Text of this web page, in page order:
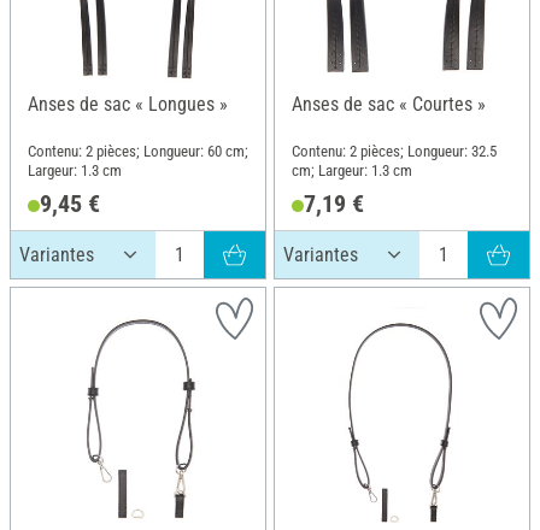
Anses de sac « Longues »
Contenu: 2 pièces; Longueur: 60 cm;
Largeur: 1.3 cm
9,45 €
Anses de sac « Courtes »
Contenu: 2 pièces; Longueur: 32.5
cm; Largeur: 1.3 cm
7,19 €